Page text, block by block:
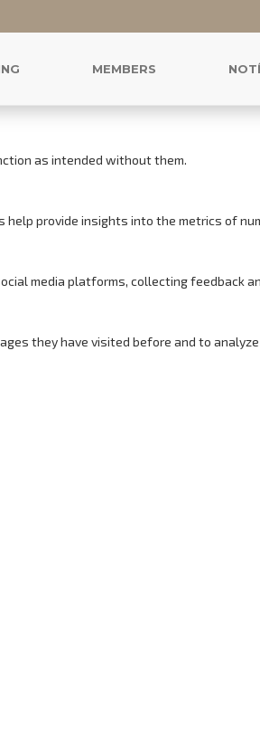
and access to all features.
as intended without them.
provide insights into the metrics of
media platforms, collecting feedback
they have visited before and to
MEMBERS